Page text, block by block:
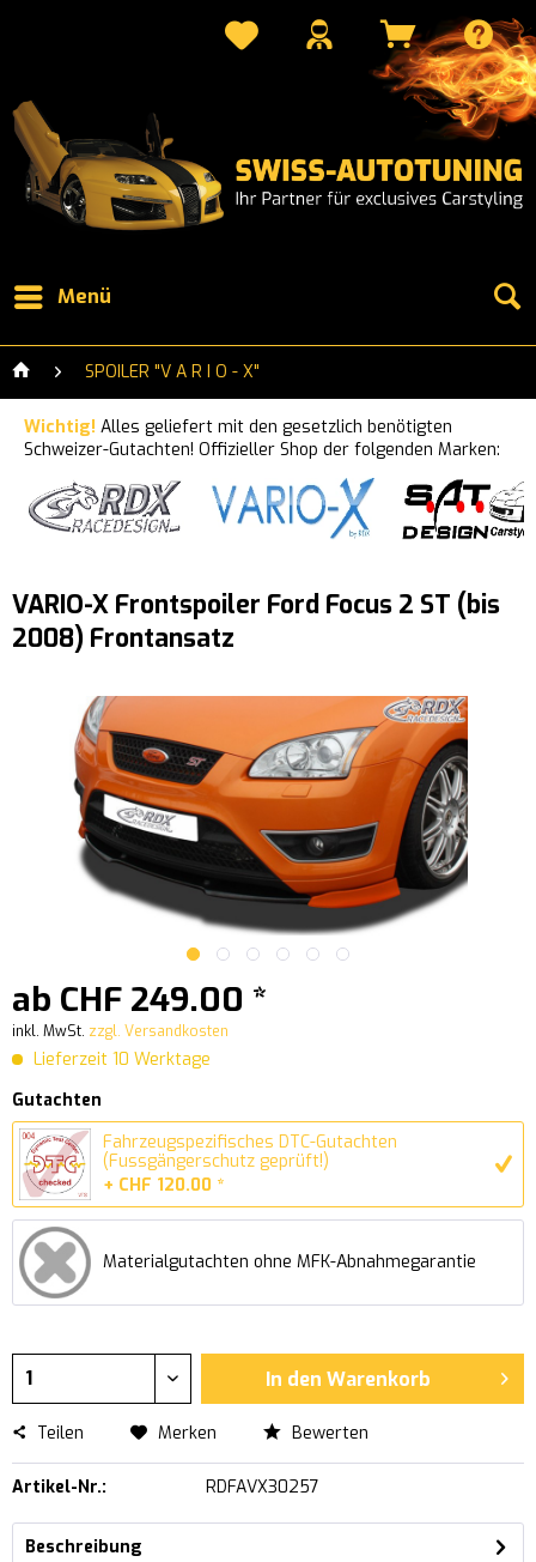
Menü
SPOILER "V A R I O - X"
Wichtig! Alles geliefert mit den gesetzlich benötigten
Schweizer-Gutachten! Offizieller Shop der folgenden Marken:
VARIO-X Frontspoiler Ford Focus 2 ST (bis
2008) Frontansatz
ab CHF 249.00 *
inkl. MwSt. zzgl. Versandkosten
Lieferzeit 10 Werktage
Gutachten
Fahrzeugspezifisches DTC-Gutachten
(Fussgängerschutz geprüft!)
+ CHF 120.00 *
Materialgutachten ohne MFK-Abnahmegarantie
In den Warenkorb
Teilen Merken Bewerten
Artikel-Nr.: RDFAVX30257
Beschreibung